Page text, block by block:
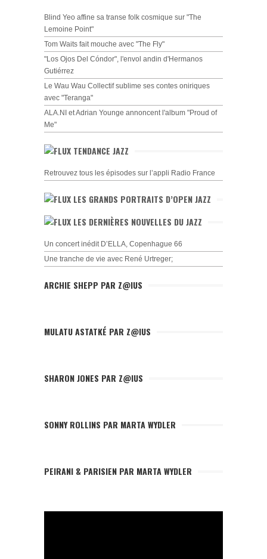
Blind Yeo affine sa transe folk cosmique sur "The
Lemoine Point"
Tom Waits fait mouche avec "The Fly"
"Los Ojos Del Cóndor", l'envol andin d'Hermanos
Gutiérrez
Le Wau Wau Collectif sublime ses contes oniriques
avec "Teranga"
ALA.NI et Adrian Younge annoncent l'album "Proud of
Me"
TENDANCE JAZZ
Retrouvez tous les épisodes sur l’appli Radio France
LES GRANDS PORTRAITS D’OPEN JAZZ
LES DERNIÈRES NOUVELLES DU JAZZ
Un concert inédit D’ELLA, Copenhague 66
Une tranche de vie avec René Urtreger;
ARCHIE SHEPP PAR Z@IUS
MULATU ASTATKÉ PAR Z@IUS
SHARON JONES PAR Z@IUS
SONNY ROLLINS PAR MARTA WYDLER
PEIRANI & PARISIEN PAR MARTA WYDLER